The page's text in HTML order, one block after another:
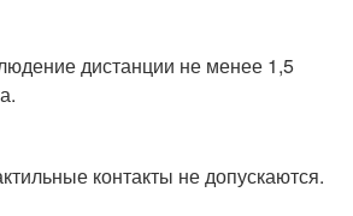
дистанции не менее 1,5
контакты не допускаются.